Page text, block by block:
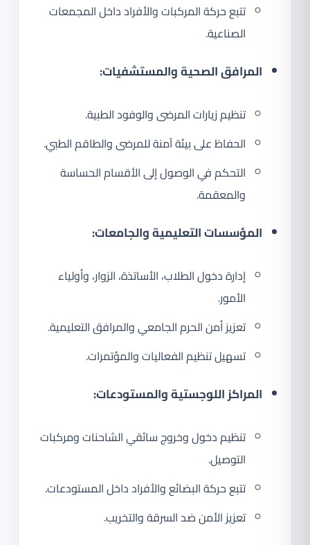
تتبع حركة المركبات والأفراد داخل المجمعات
الصناعية.
المرافق الصحية والمستشفيات:
تنظيم زيارات المرضى والوفود الطبية.
الحفاظ على بيئة آمنة للمرضى والطاقم الطبي.
التحكم في الوصول إلى الأقسام الحساسة
والمعقمة.
المؤسسات التعليمية والجامعات:
إدارة دخول الطلاب، الأساتذة، الزوار، وأولياء
الأمور.
تعزيز أمن الحرم الجامعي والمرافق التعليمية.
تسهيل تنظيم الفعاليات والمؤتمرات.
المراكز اللوجستية والمستودعات:
تنظيم دخول وخروج سائقي الشاحنات ومركبات
التوصيل.
تتبع حركة البضائع والأفراد داخل المستودعات.
تعزيز الأمن ضد السرقة والتخريب.